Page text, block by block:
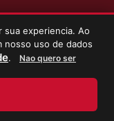
sua experiencia. Ao
nosso uso de dados
.
Nao quero ser